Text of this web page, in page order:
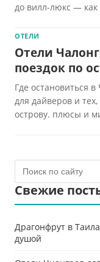
до вилл-люкс — как
ОТЕЛИ
Отели
поездок по
Где остановиться
для дайверов и
острову. плюсы и
Свежие
Драгонфрут в
душой